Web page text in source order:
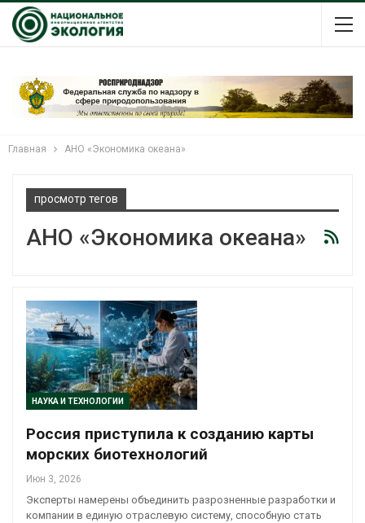
Главная АНО «Экономика океана»
просмотр тегов
АНО «Экономика океана»
НАУКА И ТЕХНОЛОГИИ
Россия приступила к созданию карты
морских биотехнологий
Июн 3, 2026
Эксперты намерены объединить разрозненные разработки и
компании в единую отраслевую систему, способную стать